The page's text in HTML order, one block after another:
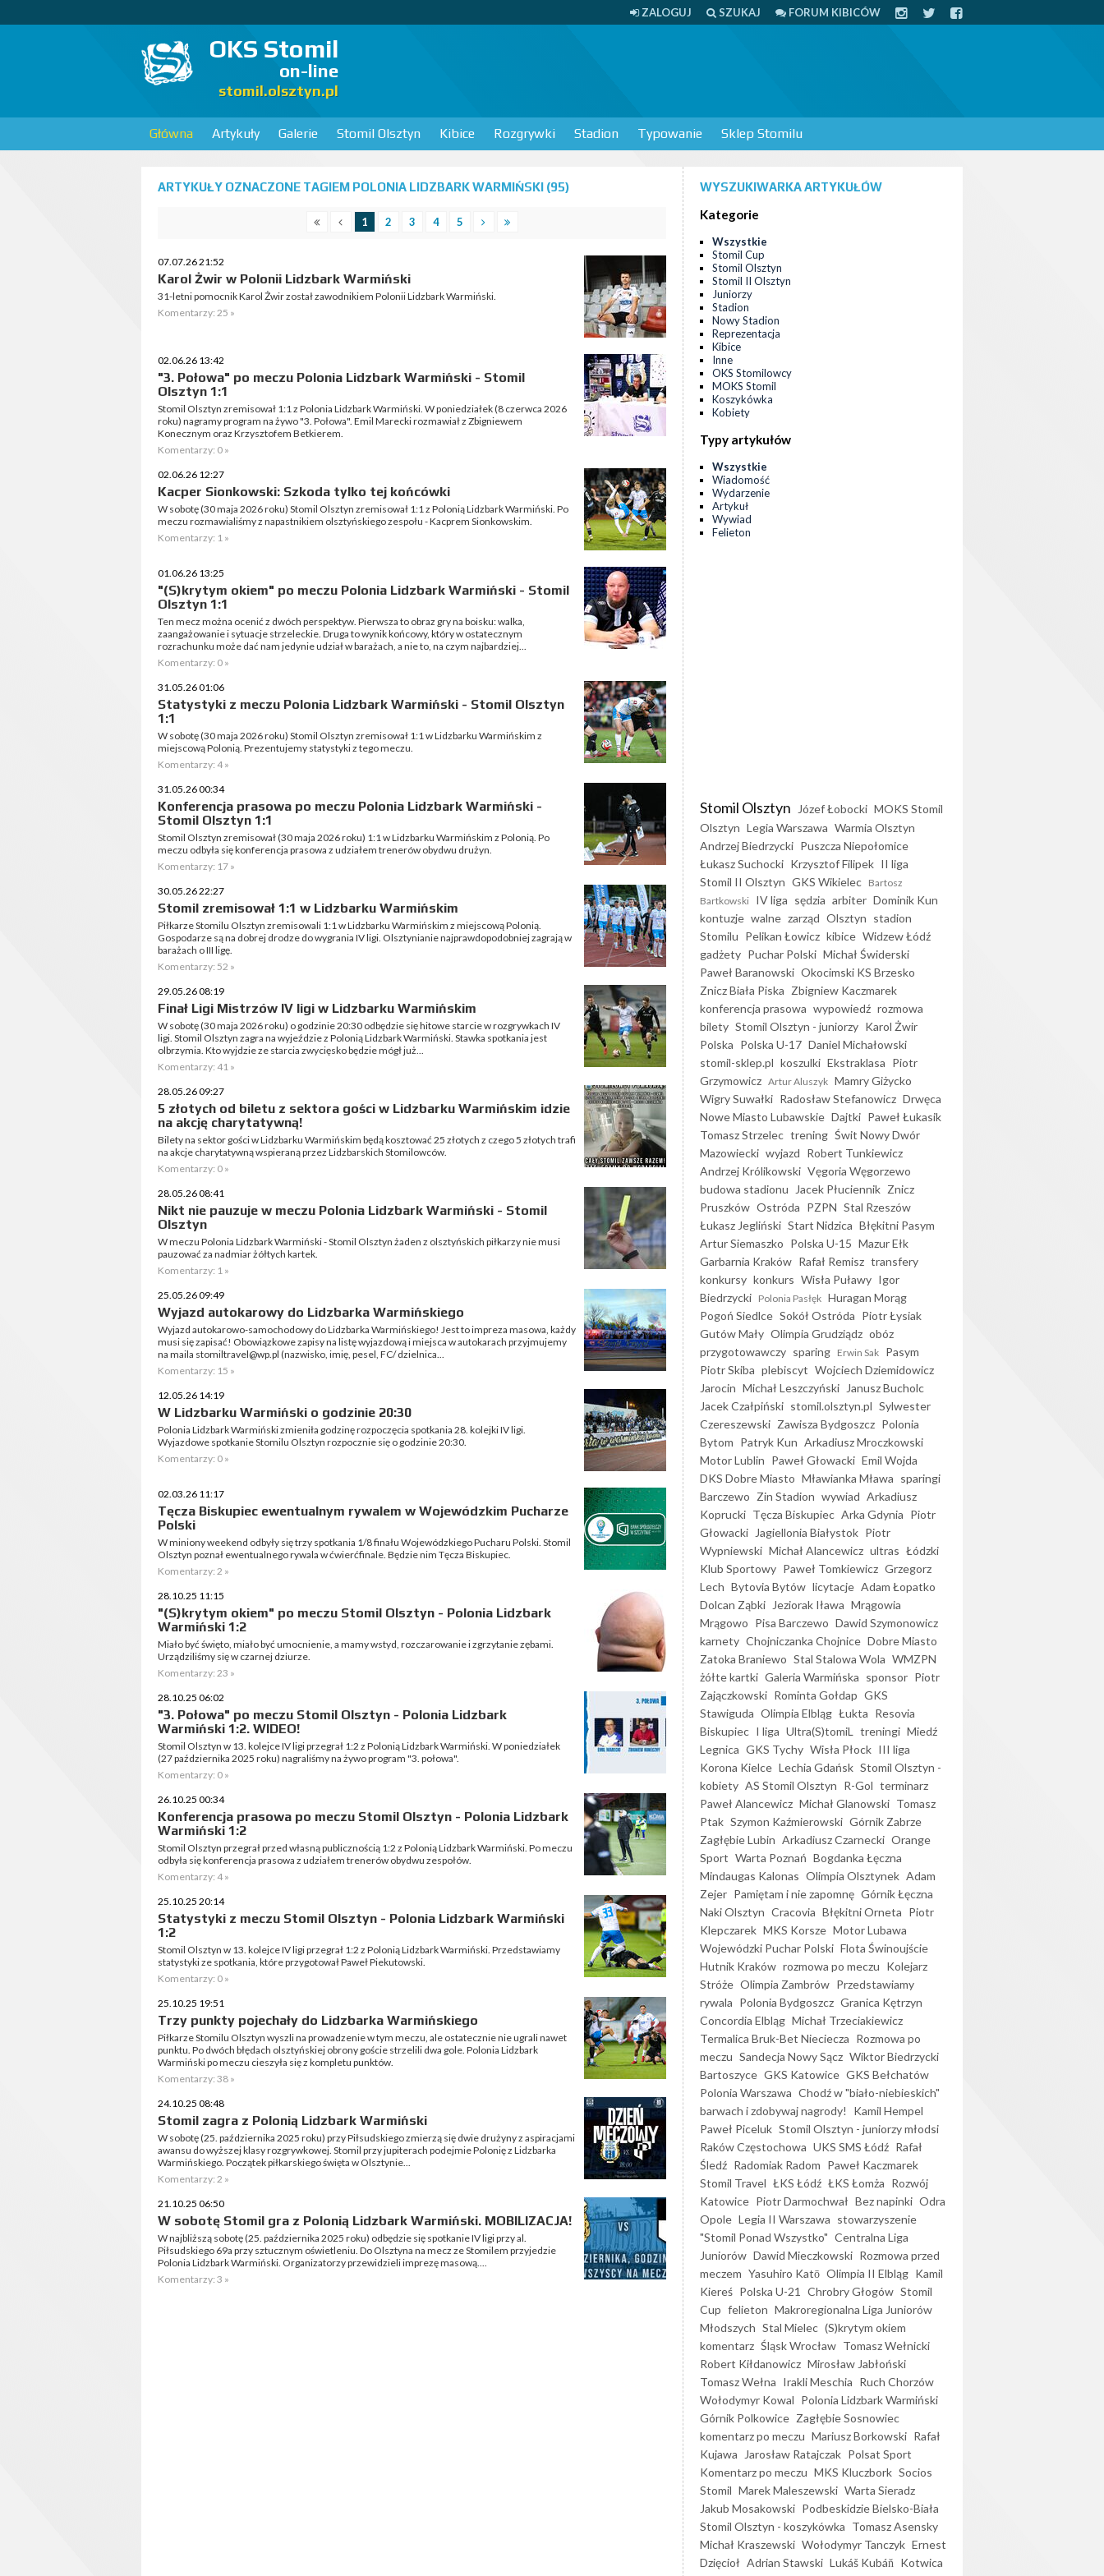
ZALOGUJ SZUKAJ FORUM KIBICÓW
OKS Stomil
on-line
stomil.olsztyn.pl
Główna Artykuły Galerie Stomil Olsztyn Kibice Rozgrywki Stadion Typowanie Sklep Stomilu
ARTYKUŁY OZNACZONE TAGIEM POLONIA LIDZBARK WARMIŃSKI (95)
1 2 3 4 5
07.07.26 21:52
Karol Żwir w Polonii Lidzbark Warmiński
31-letni pomocnik Karol Żwir został zawodnikiem Polonii Lidzbark Warmiński.
Komentarzy: 25 »
02.06.26 13:42
"3. Połowa" po meczu Polonia Lidzbark Warmiński - Stomil
Olsztyn 1:1
Stomil Olsztyn zremisował 1:1 z Polonia Lidzbark Warmiński. W poniedziałek (8 czerwca 2026
roku) nagramy program na żywo "3. Połowa". Emil Marecki rozmawiał z Zbigniewem
Konecznym oraz Krzysztofem Betkierem.
Komentarzy: 0 »
02.06.26 12:27
Kacper Sionkowski: Szkoda tylko tej końcówki
W sobotę (30 maja 2026 roku) Stomil Olsztyn zremisował 1:1 z Polonią Lidzbark Warmiński. Po
meczu rozmawialiśmy z napastnikiem olsztyńskiego zespołu - Kacprem Sionkowskim.
Komentarzy: 1 »
01.06.26 13:25
"(S)krytym okiem" po meczu Polonia Lidzbark Warmiński - Stomil
Olsztyn 1:1
Ten mecz można ocenić z dwóch perspektyw. Pierwsza to obraz gry na boisku: walka,
zaangażowanie i sytuacje strzeleckie. Druga to wynik końcowy, który w ostatecznym
rozrachunku może dać nam jedynie udział w barażach, a nie to, na czym najbardziej...
Komentarzy: 0 »
31.05.26 01:06
Statystyki z meczu Polonia Lidzbark Warmiński - Stomil Olsztyn
1:1
W sobotę (30 maja 2026 roku) Stomil Olsztyn zremisował 1:1 w Lidzbarku Warmińskim z
miejscową Polonią. Prezentujemy statystyki z tego meczu.
Komentarzy: 4 »
31.05.26 00:34
Konferencja prasowa po meczu Polonia Lidzbark Warmiński -
Stomil Olsztyn 1:1
Stomil Olsztyn zremisował (30 maja 2026 roku) 1:1 w Lidzbarku Warmińskim z Polonią. Po
meczu odbyła się konferencja prasowa z udziałem trenerów obydwu drużyn.
Komentarzy: 17 »
30.05.26 22:27
Stomil zremisował 1:1 w Lidzbarku Warmińskim
Piłkarze Stomilu Olsztyn zremisowali 1:1 w Lidzbarku Warmińskim z miejscową Polonią.
Gospodarze są na dobrej drodze do wygrania IV ligi. Olsztynianie najprawdopodobniej zagrają w
barażach o III ligę.
Komentarzy: 52 »
29.05.26 08:19
Finał Ligi Mistrzów IV ligi w Lidzbarku Warmińskim
W sobotę (30 maja 2026 roku) o godzinie 20:30 odbędzie się hitowe starcie w rozgrywkach IV
ligi. Stomil Olsztyn zagra na wyjeździe z Polonią Lidzbark Warmiński. Stawka spotkania jest
olbrzymia. Kto wyjdzie ze starcia zwycięsko będzie mógł już...
Komentarzy: 41 »
28.05.26 09:27
5 złotych od biletu z sektora gości w Lidzbarku Warmińskim idzie
na akcję charytatywną!
Bilety na sektor gości w Lidzbarku Warmińskim będą kosztować 25 złotych z czego 5 złotych trafi
na akcje charytatywną wspieraną przez Lidzbarskich Stomilowców.
Komentarzy: 0 »
28.05.26 08:41
Nikt nie pauzuje w meczu Polonia Lidzbark Warmiński - Stomil
Olsztyn
W meczu Polonia Lidzbark Warmiński - Stomil Olsztyn żaden z olsztyńskich piłkarzy nie musi
pauzować za nadmiar żółtych kartek.
Komentarzy: 1 »
25.05.26 09:49
Wyjazd autokarowy do Lidzbarka Warmińskiego
Wyjazd autokarowo-samochodowy do Lidzbarka Warmińskiego! Jest to impreza masowa, każdy
musi się zapisać! Obowiązkowe zapisy na listę wyjazdową i miejsca w autokarach przyjmujemy
na maila stomiltravel@wp.pl (nazwisko, imię, pesel, FC/ dzielnica...
Komentarzy: 15 »
12.05.26 14:19
W Lidzbarku Warmiński o godzinie 20:30
Polonia Lidzbark Warmiński zmieniła godzinę rozpoczęcia spotkania 28. kolejki IV ligi.
Wyjazdowe spotkanie Stomilu Olsztyn rozpocznie się o godzinie 20:30.
Komentarzy: 0 »
02.03.26 11:17
Tęcza Biskupiec ewentualnym rywalem w Wojewódzkim Pucharze
Polski
W miniony weekend odbyły się trzy spotkania 1/8 finału Wojewódzkiego Pucharu Polski. Stomil
Olsztyn poznał ewentualnego rywala w ćwierćfinale. Będzie nim Tęcza Biskupiec.
Komentarzy: 2 »
28.10.25 11:15
"(S)krytym okiem" po meczu Stomil Olsztyn - Polonia Lidzbark
Warmiński 1:2
Miało być święto, miało być umocnienie, a mamy wstyd, rozczarowanie i zgrzytanie zębami.
Urządziliśmy się w czarnej dziurze.
Komentarzy: 23 »
28.10.25 06:02
"3. Połowa" po meczu Stomil Olsztyn - Polonia Lidzbark
Warmiński 1:2. WIDEO!
Stomil Olsztyn w 13. kolejce IV ligi przegrał 1:2 z Polonią Lidzbark Warmiński. W poniedziałek
(27 października 2025 roku) nagraliśmy na żywo program "3. połowa".
Komentarzy: 0 »
26.10.25 00:34
Konferencja prasowa po meczu Stomil Olsztyn - Polonia Lidzbark
Warmiński 1:2
Stomil Olsztyn przegrał przed własną publicznością 1:2 z Polonią Lidzbark Warmiński. Po meczu
odbyła się konferencja prasowa z udziałem trenerów obydwu zespołów.
Komentarzy: 4 »
25.10.25 20:14
Statystyki z meczu Stomil Olsztyn - Polonia Lidzbark Warmiński
1:2
Stomil Olsztyn w 13. kolejce IV ligi przegrał 1:2 z Polonią Lidzbark Warmiński. Przedstawiamy
statystyki ze spotkania, które przygotował Paweł Piekutowski.
Komentarzy: 0 »
25.10.25 19:51
Trzy punkty pojechały do Lidzbarka Warmińskiego
Piłkarze Stomilu Olsztyn wyszli na prowadzenie w tym meczu, ale ostatecznie nie ugrali nawet
punktu. Po dwóch błędach olsztyńskiej obrony goście strzelili dwa gole. Polonia Lidzbark
Warmiński po meczu cieszyła się z kompletu punktów.
Komentarzy: 38 »
24.10.25 08:48
Stomil zagra z Polonią Lidzbark Warmiński
W sobotę (25. października 2025 roku) przy Piłsudskiego zmierzą się dwie drużyny z aspiracjami
awansu do wyższej klasy rozgrywkowej. Stomil przy jupiterach podejmie Polonię z Lidzbarka
Warmińskiego. Początek piłkarskiego święta w Olsztynie...
Komentarzy: 2 »
21.10.25 06:50
W sobotę Stomil gra z Polonią Lidzbark Warmiński. MOBILIZACJA!
W najbliższą sobotę (25. października 2025 roku) odbędzie się spotkanie IV ligi przy al.
Piłsudskiego 69a przy sztucznym oświetleniu. Do Olsztyna na mecz ze Stomilem przyjedzie
Polonia Lidzbark Warmiński. Organizatorzy przewidzieli imprezę masową....
Komentarzy: 3 »
WYSZUKIWARKA ARTYKUŁÓW
Kategorie
Wszystkie
Stomil Cup
Stomil Olsztyn
Stomil II Olsztyn
Juniorzy
Stadion
Nowy Stadion
Reprezentacja
Kibice
Inne
OKS Stomilowcy
MOKS Stomil
Koszykówka
Kobiety
Typy artykułów
Wszystkie
Wiadomość
Wydarzenie
Artykuł
Wywiad
Felieton
Stomil Olsztyn Józef Łobocki MOKS Stomil
Olsztyn Legia Warszawa Warmia Olsztyn
Andrzej Biedrzycki Puszcza Niepołomice
Łukasz Suchocki Krzysztof Filipek II liga
Stomil II Olsztyn GKS Wikielec Bartosz
Bartkowski IV liga sędzia arbiter Dominik Kun
kontuzje walne zarząd Olsztyn stadion
Stomilu Pelikan Łowicz kibice Widzew Łódź
gadżety Puchar Polski Michał Świderski
Paweł Baranowski Okocimski KS Brzesko
Znicz Biała Piska Zbigniew Kaczmarek
konferencja prasowa wypowiedź rozmowa
bilety Stomil Olsztyn - juniorzy Karol Żwir
Polska Polska U-17 Daniel Michałowski
stomil-sklep.pl koszulki Ekstraklasa Piotr
Grzymowicz Artur Aluszyk Mamry Giżycko
Wigry Suwałki Radosław Stefanowicz Drwęca
Nowe Miasto Lubawskie Dajtki Paweł Łukasik
Tomasz Strzelec trening Świt Nowy Dwór
Mazowiecki wyjazd Robert Tunkiewicz
Andrzej Królikowski Vęgoria Węgorzewo
budowa stadionu
Jacek Płuciennik Znicz
Pruszków Ostróda PZPN Stal Rzeszów
Łukasz Jegliński Start Nidzica Błękitni Pasym
Artur Siemaszko Polska U-15 Mazur Ełk
Garbarnia Kraków Rafał Remisz transfery
konkursy konkurs Wisła Puławy Igor
Biedrzycki Polonia Pasłęk Huragan Morąg
Pogoń Siedlce Sokół Ostróda Piotr Łysiak
Gutów Mały Olimpia Grudziądz obóz
przygotowawczy sparing Erwin Sak Pasym
Piotr Skiba plebiscyt Wojciech Dziemidowicz
Jarocin Michał Leszczyński
Janusz Bucholc
Jacek Czałpiński stomil.olsztyn.pl Sylwester
Czereszewski Zawisza Bydgoszcz Polonia
Bytom Patryk Kun Arkadiusz Mroczkowski
Motor Lublin Paweł Głowacki Emil Wojda
DKS Dobre Miasto Mławianka Mława sparingi
Barczewo Zin Stadion wywiad Arkadiusz
Koprucki Tęcza Biskupiec Arka Gdynia Piotr
Głowacki
Jagiellonia Białystok Piotr
Wypniewski Michał Alancewicz ultras Łódzki
Klub Sportowy Paweł Tomkiewicz Grzegorz
Lech Bytovia Bytów licytacje Adam Łopatko
Dolcan Ząbki
Jeziorak Iława Mrągowia
Mrągowo Pisa Barczewo Dawid Szymonowicz
karnety Chojniczanka Chojnice Dobre Miasto
Zatoka Braniewo Stal Stalowa Wola WMZPN
żółte kartki Galeria Warmińska sponsor Piotr
Zajączkowski Rominta Gołdap GKS
Stawiguda Olimpia Elbląg Łukta Resovia
Biskupiec I liga Ultra(S)tomiL treningi Miedź
Legnica GKS Tychy Wisła Płock III liga
Korona Kielce Lechia Gdańsk Stomil Olsztyn -
kobiety AS Stomil Olsztyn R-Gol terminarz
Paweł Alancewicz Michał Glanowski Tomasz
Ptak Szymon Kaźmierowski Górnik Zabrze
Zagłębie Lubin Arkadiusz Czarnecki Orange
Sport Warta Poznań Bogdanka Łęczna
Mindaugas Kalonas Olimpia Olsztynek Adam
Zejer Pamiętam i nie zapomnę Górnik Łęczna
Naki Olsztyn Cracovia Błękitni Orneta Piotr
Klepczarek MKS Korsze Motor Lubawa
Wojewódzki Puchar Polski Flota Świnoujście
Hutnik Kraków rozmowa po meczu Kolejarz
Stróże Olimpia Zambrów Przedstawiamy
rywala Polonia Bydgoszcz Granica Kętrzyn
Concordia Elbląg Michał Trzeciakiewicz
Termalica Bruk-Bet Nieciecza Rozmowa po
meczu Sandecja Nowy Sącz Wiktor Biedrzycki
Bartoszyce GKS Katowice GKS Bełchatów
Polonia Warszawa Chodź w "biało-niebieskich"
barwach i zdobywaj nagrody!
Kamil Hempel
Paweł Piceluk Stomil Olsztyn - juniorzy młodsi
Raków Częstochowa UKS SMS Łódź Rafał
Śledź Radomiak Radom Paweł Kaczmarek
Stomil Travel ŁKS Łódź ŁKS Łomża Rozwój
Katowice Piotr Darmochwał Bez napinki Odra
Opole Legia II Warszawa stowarzyszenie
"Stomil Ponad Wszystko" Centralna Liga
Juniorów Dawid Mieczkowski Rozmowa przed
meczem Yasuhiro Katō Olimpia II Elbląg Kamil
Kiereś Polska U-21 Chrobry Głogów Stomil
Cup felieton Makroregionalna Liga Juniorów
Młodszych Stal Mielec (S)krytym okiem
komentarz Śląsk Wrocław Tomasz Wełnicki
Robert Kiłdanowicz Mirosław Jabłoński
Tomasz Wełna Irakli Meschia Ruch Chorzów
Wołodymyr Kowal Polonia Lidzbark Warmiński
Górnik Polkowice Zagłębie Sosnowiec
komentarz po meczu Mariusz Borkowski Rafał
Kujawa
Jarosław Ratajczak Polsat Sport
Komentarz po meczu MKS Kluczbork Socios
Stomil Marek Maleszewski Warta Sieradz
Jakub Mosakowski Podbeskidzie Bielsko-Biała
Stomil Olsztyn - koszykówka Tomasz Asensky
Michał Kraszewski Wołodymyr Tanczyk Ernest
Dzięcioł Adrian Stawski Lukáš Kubáň Kotwica